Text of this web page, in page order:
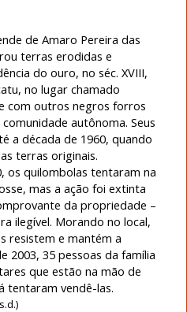
de Amaro Pereira das
terras erodidas e
do ouro, no séc. XVIII,
no lugar chamado
com outros negros forros
autônoma. Seus
a década de 1960, quando
terras originais.
os quilombolas tentaram na
mas a ação foi extinta
da propriedade –
ilegível. Morando no local,
resistem e mantém a
2003, 35 pessoas da família
que estão na mão de
tentaram vendê-las.